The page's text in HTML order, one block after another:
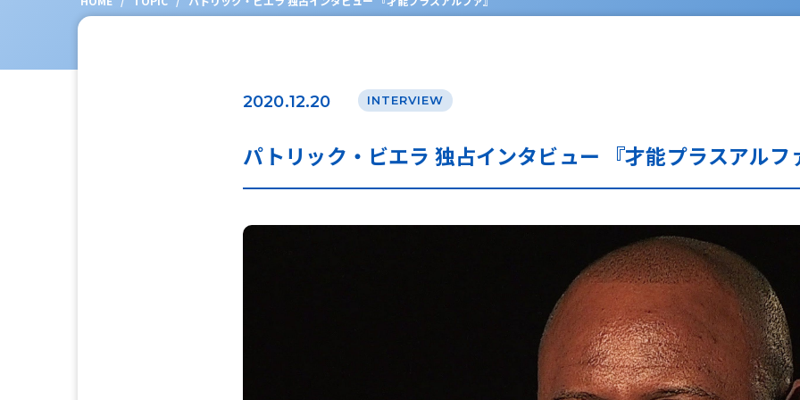
2020.12.20 INTERVIEW
パトリック・ビエラ 独占インタビュー 『才能プラスアルフ